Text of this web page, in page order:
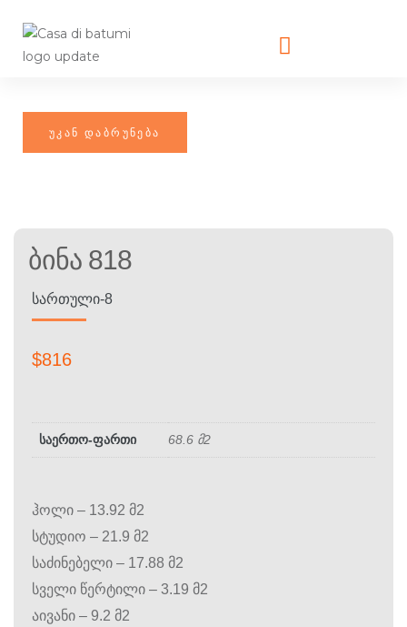
Ბინა 818
ᲡᲐᲠᲗᲣᲚᲘ-8
$816
საერთო-ფართი 68.6 მ2
ჰოლი – 13.92 მ2
სტუდიო – 21.9 მ2
საძინებელი – 17.88 მ2
სველი წერტილი – 3.19 მ2
აივანი – 9.2 მ2